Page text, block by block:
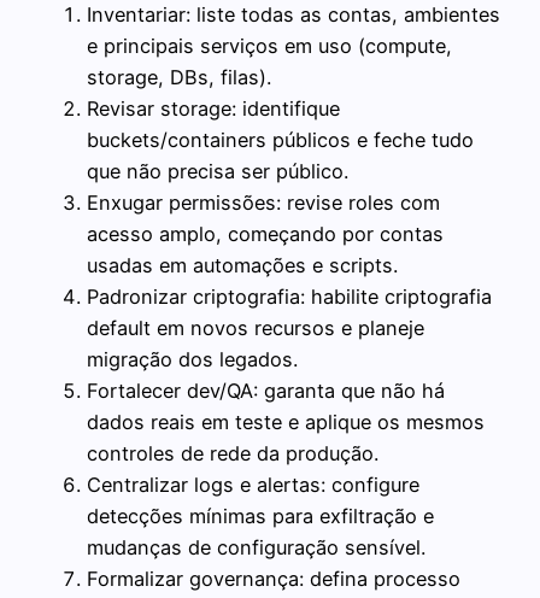
Inventariar: liste todas as contas, ambientes
e principais serviços em uso (compute,
storage, DBs, filas).
Revisar storage: identifique
buckets/containers públicos e feche tudo
que não precisa ser público.
Enxugar permissões: revise roles com
acesso amplo, começando por contas
usadas em automações e scripts.
Padronizar criptografia: habilite criptografia
default em novos recursos e planeje
migração dos legados.
Fortalecer dev/QA: garanta que não há
dados reais em teste e aplique os mesmos
controles de rede da produção.
Centralizar logs e alertas: configure
detecções mínimas para exfiltração e
mudanças de configuração sensível.
Formalizar governança: defina processo